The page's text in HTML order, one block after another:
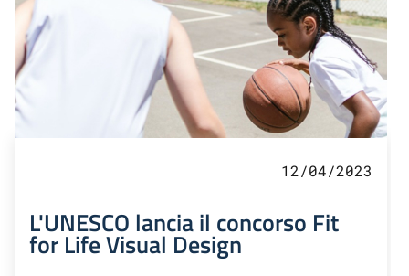
12/04/2023
L'UNESCO lancia il concorso Fit
for Life Visual Design